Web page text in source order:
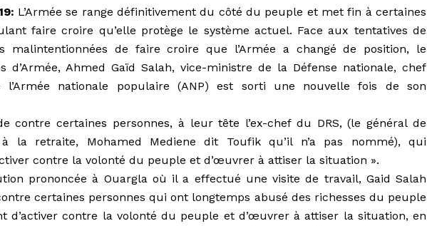
L’Armée se range définitivement du côté du peuple et met fin à certaines
faire croire qu’elle protège le système actuel. Face aux tentatives de
malintentionnées de faire croire que l’Armée a changé de position, le
d’Armée, Ahmed Gaïd Salah, vice-ministre de la Défense nationale, chef
l’Armée nationale populaire (ANP) est sorti une nouvelle fois de son
contre certaines personnes, à leur tête l’ex-chef du DRS, (le général de
à la retraite, Mohamed Mediene dit Toufik qu’il n’a pas nommé), qui
contre la volonté du peuple et d’œuvrer à attiser la situation ».
prononcée à Ouargla où il a effectué une visite de travail, Gaid Salah
certaines personnes qui ont longtemps abusé des richesses du peuple
d’activer contre la volonté du peuple et d’œuvrer à attiser la situation, en